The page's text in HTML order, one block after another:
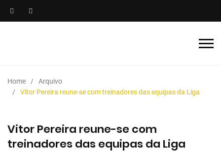
Home
Arquivo
Vitor Pereira reune-se com treinadores das equipas da Liga
Vitor Pereira reune-se com
treinadores das equipas da Liga